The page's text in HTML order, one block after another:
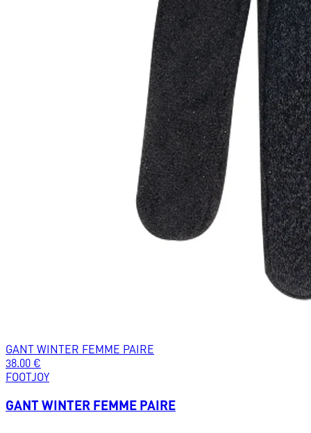
GANT WINTER FEMME PAIRE
38.00 €
FOOTJOY
GANT WINTER FEMME PAIRE